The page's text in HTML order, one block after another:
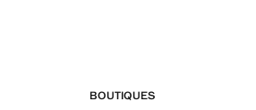
BOUTIQUES